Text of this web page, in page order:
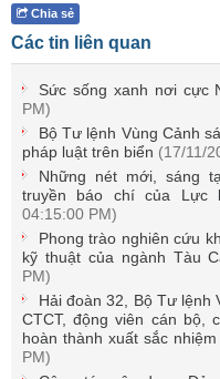
Chia sẻ
Các tin liên quan
Sức sống xanh nơi cực
PM)
Bộ Tư lệnh Vùng Cảnh
pháp luật trên biển (17/11/
Những nét mới, sáng
truyền báo chí của Lực
04:15:00 PM)
Phong trào nghiên cứu
kỹ thuật của ngành Tàu
PM)
Hải đoàn 32, Bộ Tư lệnh
CTCT, động viên cán bộ,
hoàn thành xuất sắc
PM)